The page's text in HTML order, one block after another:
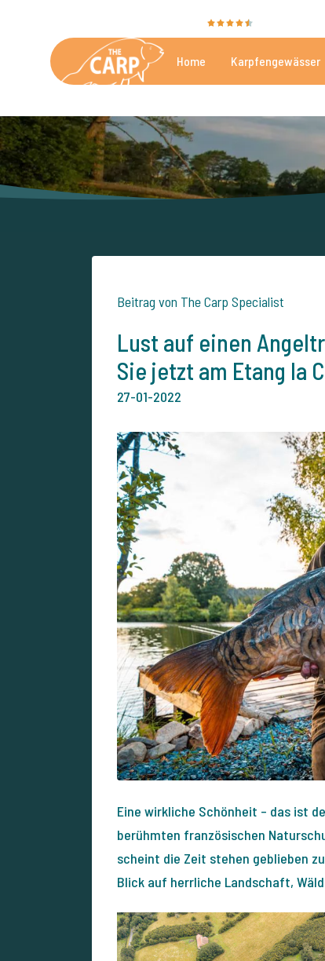
Home Karpfengewässer
Beitrag von The Carp Specialist
Lust auf einen
Sie jetzt am Etang la
27-01-2022
Eine wirkliche Schönheit – das ist
berühmten französischen
scheint die Zeit stehen geblieben
Blick auf herrliche Landschaft,